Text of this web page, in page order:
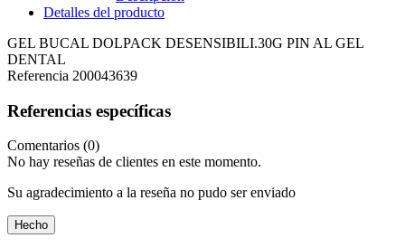
Detalles del producto
GEL BUCAL DOLPACK DESENSIBILI.30G PIN AL GEL
DENTAL
Referencia 200043639
Referencias específicas
Comentarios (0)
No hay reseñas de clientes en este momento.
Su agradecimiento a la reseña no pudo ser enviado
Hecho